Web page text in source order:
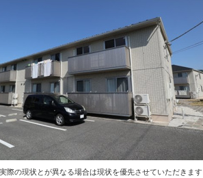
際の現状とが異なる場合は現状を優先させていただきます